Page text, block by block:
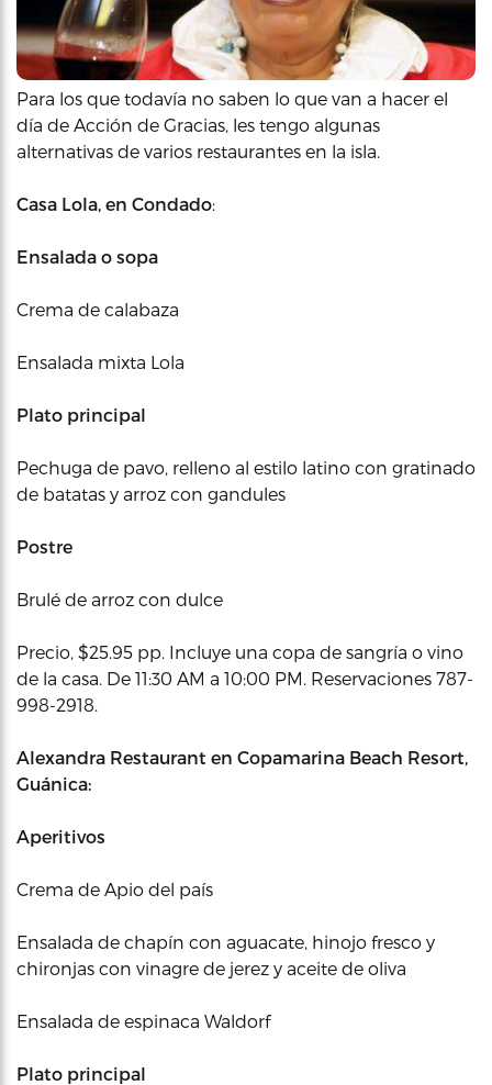
Para los que todavía no saben lo que van a hacer el
día de Acción de Gracias, les tengo algunas
alternativas de varios restaurantes en la isla.
Casa Lola, en Condado:
Ensalada o sopa
Crema de calabaza
Ensalada mixta Lola
Plato principal
Pechuga de pavo, relleno al estilo latino con gratinado
de batatas y arroz con gandules
Postre
Brulé de arroz con dulce
Precio, $25.95 pp. Incluye una copa de sangría o vino
de la casa. De 11:30 AM a 10:00 PM. Reservaciones 787-
998-2918.
Alexandra Restaurant en Copamarina Beach Resort,
Guánica:
Aperitivos
Crema de Apio del país
Ensalada de chapín con aguacate, hinojo fresco y
chironjas con vinagre de jerez y aceite de oliva
Ensalada de espinaca Waldorf
Plato principal